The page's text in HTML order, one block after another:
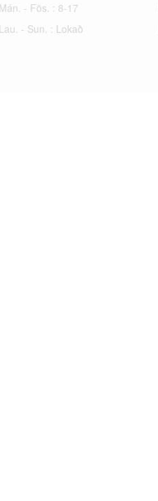
Mán. - Fös. : 8-17
Lau. - Sun. : Lokað